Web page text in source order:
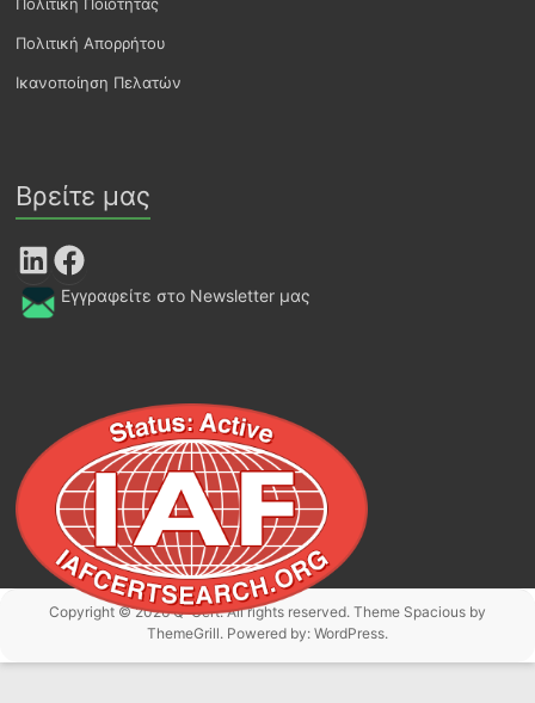
Πολιτική Απορρήτου
Ικανοποίηση Πελατών
Βρείτε μας
LinkedIn Facebook
Εγγραφείτε στο Newsletter μας
Copyright © 2026Q-Cert. All rights reserved. Theme Spaciousby
ThemeGrill. Powered by: WordPress.